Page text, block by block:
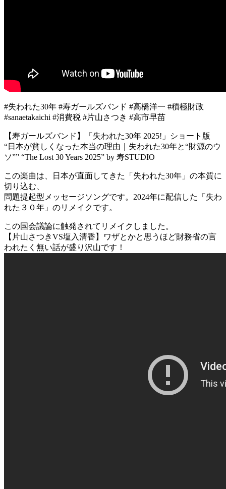
#失われた30年 #寿ガールズバンド #高橋洋一 #積極財政
#sanaetakaichi #消費税 #片山さつき #高市早苗
【寿ガールズバンド】「失われた30年 2025!」ショート版
“日本が貧しくなった本当の理由｜失われた30年と“財源のウ
ソ”” “The Lost 30 Years 2025” by 寿STUDIO
この楽曲は、日本が直面してきた「失われた30年」の本質に
切り込む、
問題提起型メッセージソングです。2024年に配信した「失わ
れた３０年」のリメイクです。
この国会議論に触発されてリメイクしました。
【片山さつきVS塩入清香】ワザとかと思うほど財務省の言
われたく無い話が盛り沢山です！